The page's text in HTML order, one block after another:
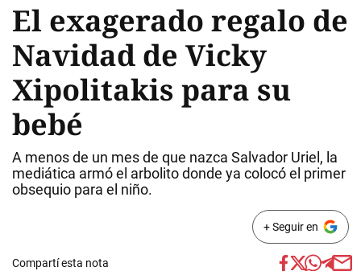
El exagerado regalo de
Navidad de Vicky
Xipolitakis para su
bebé
A menos de un mes de que nazca Salvador Uriel, la
mediática armó el arbolito donde ya colocó el primer
obsequio para el niño.
+ Seguir en
Compartí esta nota